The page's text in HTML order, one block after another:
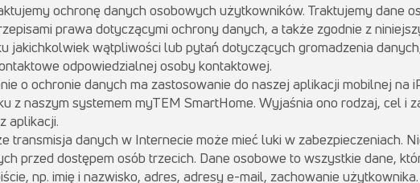
ochronę danych osobowych użytkowników. Traktujemy dane
prawa dotyczącymi ochrony danych, a także zgodnie z
jakichkolwiek wątpliwości lub pytań dotyczących gromadzenia
odpowiedzialnej osoby kontaktowej.
o ochronie danych ma zastosowanie do naszej aplikacji mobilnej na
z naszym systemem myTEM SmartHome. Wyjaśnia ono rodzaj, cel i
aplikacji.
transmisja danych w Internecie może mieć luki w zabezpieczeniach.
przed dostępem osób trzecich. Dane osobowe to wszystkie dane,
np. imię i nazwisko, adres, adresy e-mail, zachowanie